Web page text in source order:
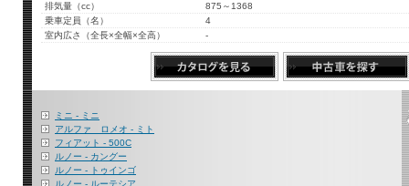
排気量（cc）
875～1368
乗車定員（名）
4
室内広さ（全長×全幅×全高）
-
ミニ - ミニ
アルファ ロメオ - ミト
フィアット - 500C
ルノー - カングー
ルノー - トゥインゴ
ルノー - ルーテシア